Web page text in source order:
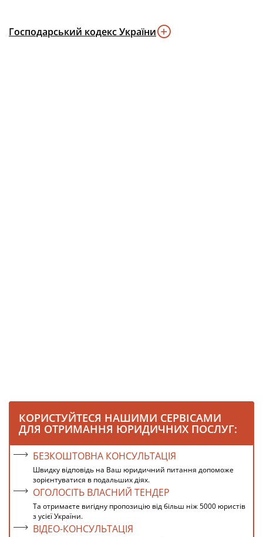
Господарський кодекс України
КОРИСТУЙТЕСЯ НАШИМИ СЕРВІСАМИ
ДЛЯ ОТРИМАННЯ ЮРИДИЧНИХ ПОСЛУГ:
БЕЗКОШТОВНА КОНСУЛЬТАЦІЯ
Швидку відповідь на Ваш юридичний питання допоможе
зорієнтуватися в подальших діях.
ОГОЛОСІТЬ ВЛАСНИЙ ТЕНДЕР
Та отримаєте вигідну пропозицію від більш ніж 5000 юристів
з усієї України.
ВІДЕО-КОНСУЛЬТАЦІЯ